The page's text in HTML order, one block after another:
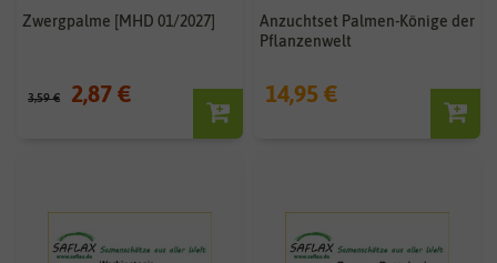
Zwergpalme [MHD 01/2027]
3,59 € 2,87 €
Anzuchtset Palmen-Könige der
Pflanzenwelt
14,95 €